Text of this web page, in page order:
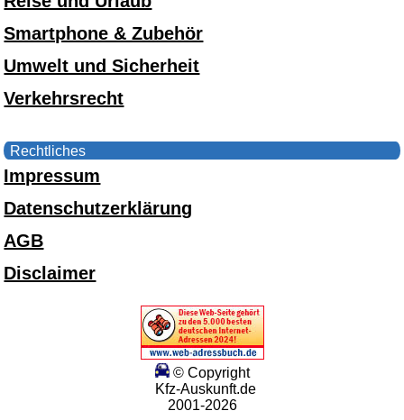
Smartphone & Zubehör
Umwelt und Sicherheit
Verkehrsrecht
Rechtliches
Impressum
Datenschutzerklärung
AGB
Disclaimer
© Copyright
Kfz-Auskunft.de
2001-2026